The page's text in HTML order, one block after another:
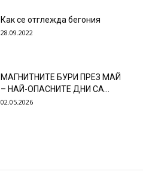
Как се отглежда бегония
28.09.2022
МАГНИТНИТЕ БУРИ ПРЕЗ МАЙ
– НАЙ-ОПАСНИТЕ ДНИ СА…
02.05.2026